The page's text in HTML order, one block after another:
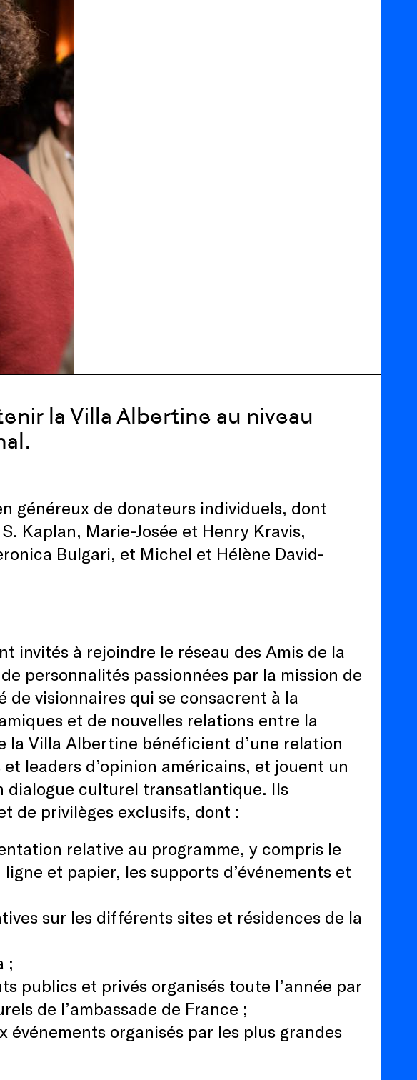
la Villa Albertine au niveau
généreux de donateurs individuels, dont
Kaplan, Marie-Josée et Henry Kravis,
Bulgari, et Michel et Hélène David-
invités à rejoindre le réseau des Amis de la
personnalités passionnées par la mission de
visionnaires qui se consacrent à la
et de nouvelles relations entre la
la Villa Albertine bénéficient d’une relation
leaders d’opinion américains, et jouent un
dialogue culturel transatlantique. Ils
de privilèges exclusifs, dont :
relative au programme, y compris le
et papier, les supports d’événements et
sur les différents sites et résidences de la
;
publics et privés organisés toute l’année par
de l’ambassade de France ;
événements organisés par les plus grandes